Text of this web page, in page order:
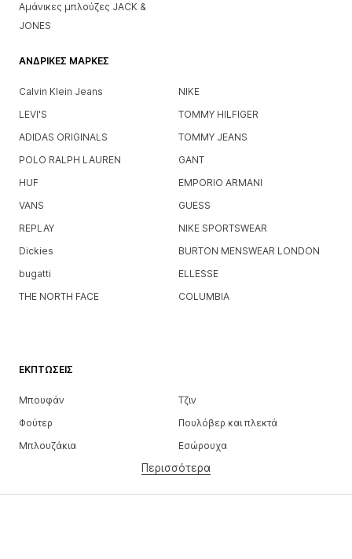
Αμάνικες μπλούζες JACK &
JONES
ΑΝΔΡΙΚΈΣ ΜΆΡΚΕΣ
Calvin Klein Jeans
NIKE
LEVI'S
TOMMY HILFIGER
ADIDAS ORIGINALS
TOMMY JEANS
POLO RALPH LAUREN
GANT
HUF
EMPORIO ARMANI
VANS
GUESS
REPLAY
NIKE SPORTSWEAR
Dickies
BURTON MENSWEAR LONDON
bugatti
ELLESSE
THE NORTH FACE
COLUMBIA
ΕΚΠΤΏΣΕΙΣ
Μπουφάν
Τζιν
Φούτερ
Πουλόβερ και πλεκτά
Μπλουζάκια
Εσώρουχα
Πουκάμισα
παλτό
Κουστούμια και σακάκια
Περισσότερα